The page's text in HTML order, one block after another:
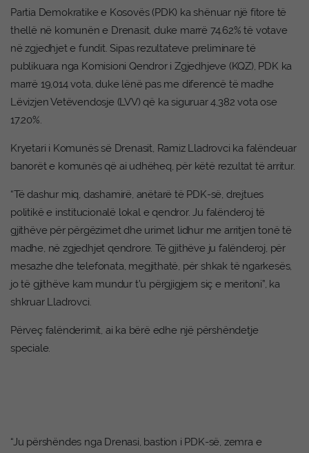
Partia Demokratike e Kosovës (PDK) ka shënuar një fitore të
thellë në komunën e Drenasit, duke marrë 74.62% të votave
në zgjedhjet e fundit. Sipas rezultateve preliminare të
publikuara nga Komisioni Qendror i Zgjedhjeve (KQZ), PDK ka
marrë 19,014 vota, duke lënë pas me diferencë të madhe
Lëvizjen Vetëvendosje (LVV) që ka siguruar 4,382 vota ose
17.20%.
Kryetari i Komunës së Drenasit, Ramiz Lladrovci ka falëndeuar
banorët e komunës që ai udhëheq, për këtë rezultat të arritur.
“Të dashur miq, dashamirë, anëtarë të PDK-së, drejtues
politikë e institucionalë lokal e qendror. Ju falënderoj të
gjithëve për përgëzimet dhe urimet lidhur me arritjen tonë të
madhe, në zgjedhjet qendrore. Të gjithëve ju falënderoj, për
mesazhe dhe telefonata, megjithatë, për shkak të ngarkesës,
jo të gjithëve kam mundur t’u përgjigjem siç e meritoni”, ka
shkruar Lladrovci.
Përveç falënderimit, ai ka bërë edhe një përshëndetje
speciale.
“Ju përshëndes nga Drenasi, bastion i PDK-së, zemra e